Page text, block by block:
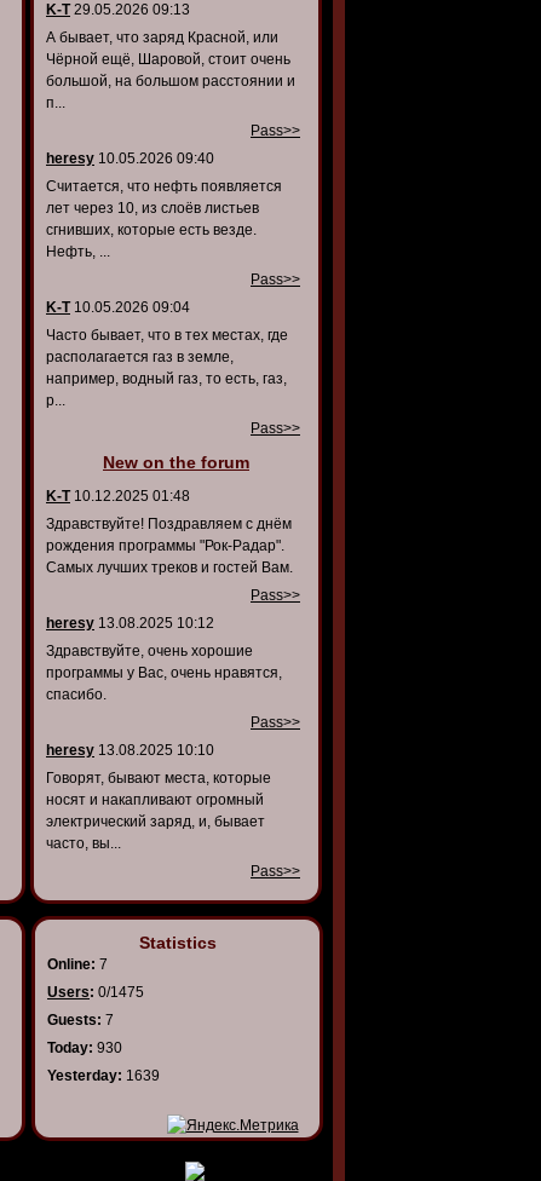
K-T29.05.2026 09:13
А бывает, что заряд Красной, или
Чёрной ещё, Шаровой, стоит очень
большой, на большом расстоянии и
п...
Pass>>
heresy 10.05.2026 09:40
Считается, что нефть появляется
лет через 10, из слоёв листьев
сгнивших, которые есть везде.
Нефть, ...
Pass>>
K-T10.05.2026 09:04
Часто бывает, что в тех местах, где
располагается газ в земле,
например, водный газ, то есть, газ,
р...
Pass>>
New on the forum
K-T10.12.2025 01:48
Здравствуйте! Поздравляем с днём
рождения программы "Рок-Радар".
Самых лучших треков и гостей Вам.
Pass>>
heresy 13.08.2025 10:12
Здравствуйте, очень хорошие
программы у Вас, очень нравятся,
спасибо.
Pass>>
heresy 13.08.2025 10:10
Говорят, бывают места, которые
носят и накапливают огромный
электрический заряд, и, бывает
часто, вы...
Pass>>
Statistics
Online: 7
Users: 0/1475
Guests: 7
Today: 930
Yesterday: 1639